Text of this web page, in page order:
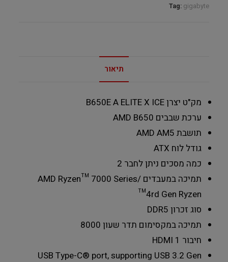
Tag: gigabyte
תיאור
מק"ט יצרןB650E A ELITE X ICE
ערכת שבבים AMD B650
תושבת AMD AM5
גודל לוח ATX
כמה מסכים ניתן לחבר 2
תמיכה במעבדיםAMD Ryzen™ 7000 Series/
4rd Gen Ryzen™
סוג זכרון DDR5
תמיכה במקסימום תדר שעון 8000
חיבור HDMI 1
USB Type-C® port, supporting USB 3.2 Gen